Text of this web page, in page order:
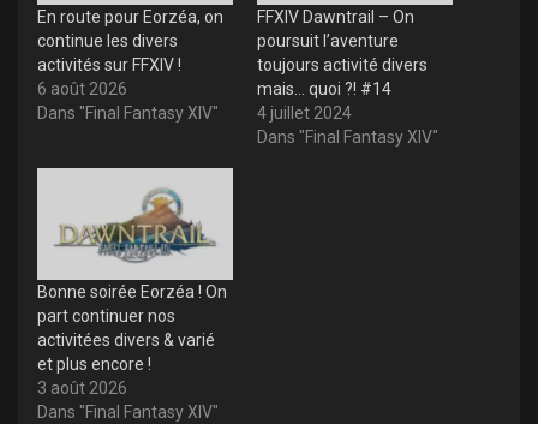
En route pour Eorzéa, on
continue les divers
activités sur FFXIV !
6 août 2026
Dans "Final Fantasy XIV"
FFXIV Dawntrail – On
poursuit l’aventure
toujours activité divers
mais… quoi ?! #14
4 juillet 2024
Dans "Final Fantasy XIV"
Bonne soirée Eorzéa ! On
part continuer nos
activitées divers & varié
et plus encore !
3 août 2026
Dans "Final Fantasy XIV"